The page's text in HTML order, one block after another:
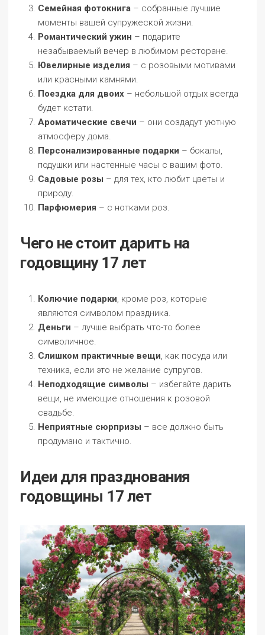
Семейная фотокнига – собранные лучшие
моменты вашей супружеской жизни.
Романтический ужин – подарите
незабываемый вечер в любимом ресторане.
Ювелирные изделия – с розовыми мотивами
или красными камнями.
Поездка для двоих – небольшой отдых всегда
будет кстати.
Ароматические свечи – они создадут уютную
атмосферу дома.
Персонализированные подарки – бокалы,
подушки или настенные часы с вашим фото.
Садовые розы – для тех, кто любит цветы и
природу.
Парфюмерия – с нотками роз.
Чего не стоит дарить на
годовщину 17 лет
Колючие подарки, кроме роз, которые
являются символом праздника.
Деньги – лучше выбрать что-то более
символичное.
Слишком практичные вещи, как посуда или
техника, если это не желание супругов.
Неподходящие символы – избегайте дарить
вещи, не имеющие отношения к розовой
свадьбе.
Неприятные сюрпризы – все должно быть
продумано и тактично.
Идеи для празднования
годовщины 17 лет